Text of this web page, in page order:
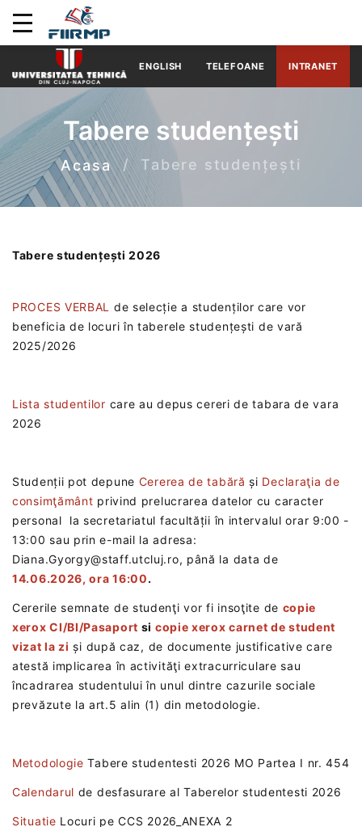
ENGLISH TELEFOANE INTRANET
Tabere studențești
Acasa Tabere studențești
Tabere studențești 2026
PROCES VERBAL
de selecție a studenților care vor
beneficia de locuri în taberele studențești de vară
2025/2026
Lista studentilor care au depus cereri de tabara de vara
2026
Studenții pot depune Cererea de tabără și Declaraţia de
consimţământ privind prelucrarea datelor cu caracter
personal la secretariatul facultății în intervalul orar 9:00 -
13:00 sau prin e-mail la adresa:
Diana.Gyorgy@staff.utcluj.ro, până la data de
14.06.2026, ora 16:00.
Cererile semnate de studenţi vor fi insoţite de copie
xerox CI/BI/Pasaport si copie xerox carnet de student
vizat la zi și după caz, de documente justificative care
atestă implicarea în activităţi extracurriculare sau
încadrarea studentului în unul dintre cazurile sociale
prevăzute la art.5 alin (1) din metodologie.
Metodologie Tabere studentesti 2026 MO Partea I nr. 454
Calendarul de desfasurare al Taberelor studentesti 2026
Situatie Locuri pe CCS 2026_ANEXA 2